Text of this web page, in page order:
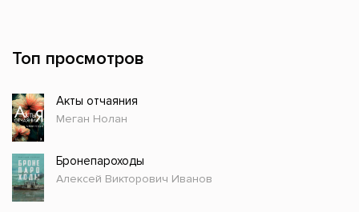
Топ просмотров
Акты отчаяния
Меган Нолан
Бронепароходы
Алексей Викторович Иванов